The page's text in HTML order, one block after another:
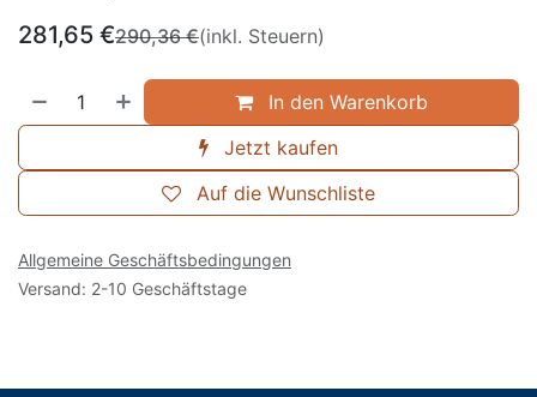
281,65 €290,36€(inkl. Steuern)
In den Warenkorb
Jetzt kaufen
Auf die Wunschliste
Allgemeine Geschäftsbedingungen
Versand: 2-10 Geschäftstage